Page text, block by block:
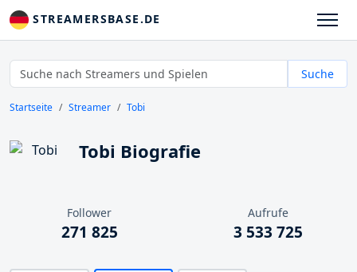
STREAMERSBASE.DE
Suche
Startseite Streamer Tobi
Tobi Biografie
Follower
271 825
Aufrufe
3 533 725